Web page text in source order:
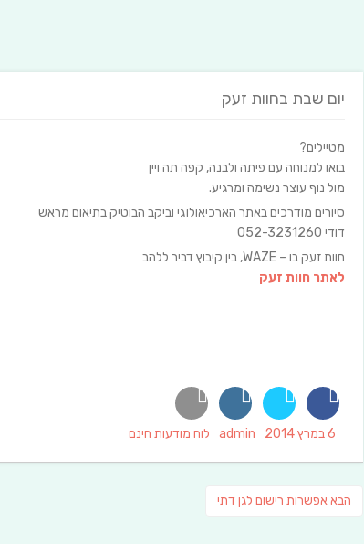
יום שבת בחוות זעק
מטיילים?
בואו למנוחה עם פיתה ולבנה, קפה תה ויין
מול נוף עוצר נשימה ומרגיע.
סיורים מודרכים באתר הארכיאולוגי וביקב הבוטיק בתיאום מראש
דודי 052-3231260
חוות זעק בו – WAZE, בין קיבוץ דביר ללהב
לאתר חוות זעק
Posted
6 במרץ 2014 Author
admin
Categories
לוח מודעות חינם
הבא פוסט
אפשרות רישום לגן דתי